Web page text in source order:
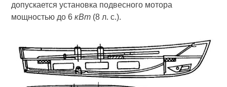
допускается установка подвесного мотора
мощностью до 6кВт (8 л. с.).